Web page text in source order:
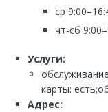
ср
чт-сб
Услуги:
карты:
Адрес: